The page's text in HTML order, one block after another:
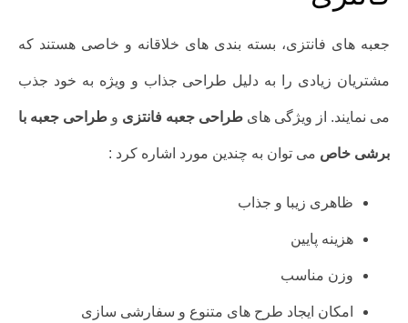
جعبه های فانتزی، بسته بندی های خلاقانه و خاصی هستند که
مشتریان زیادی را به دلیل طراحی جذاب و ویژه به خود جذب
می نمایند. از ویژگی های طراحی جعبه فانتزی و طراحی جعبه با
برشی خاص می توان به چندین مورد اشاره کرد :
ظاهری زیبا و جذاب
هزینه پایین
وزن مناسب
امکان ایجاد طرح های متنوع و سفارشی سازی